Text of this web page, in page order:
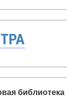
библиотека